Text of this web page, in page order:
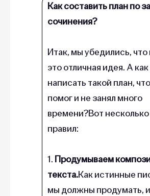
Как составить план по
сочинения?
Итак, мы убедились,
это отличная идея. А как
написать такой план,
помог и не занял много
времени?Вот несколько
правил:
1. Продумываем
текста.Как истинные
мы должны продумать,